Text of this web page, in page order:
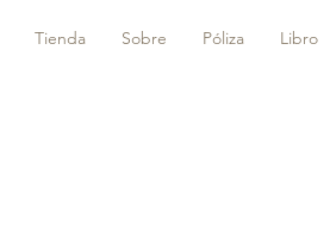
Tienda Sobre Póliza Libro